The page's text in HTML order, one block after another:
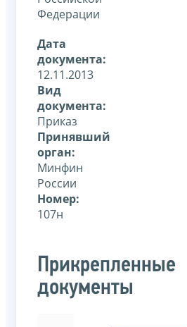
Федерации
Дата
документа:
12.11.2013
Вид
документа:
Приказ
Принявший
орган:
Минфин
России
Номер:
107н
Прикрепленные
документы